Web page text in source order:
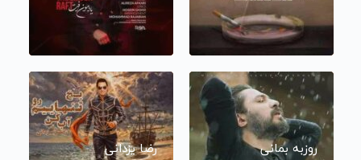
روزبه بمانی رضا یزدانی